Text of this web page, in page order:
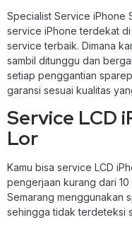
Specialist Service iPhone
service iPhone terdekat
service terbaik. Dimana
sambil ditunggu dan
setiap penggantian
garansi sesuai kualitas
Service LCD
Lor
Kamu bisa service LCD
pengerjaan kurang dari 10
Semarang menggunakan
sehingga tidak terdeteksi